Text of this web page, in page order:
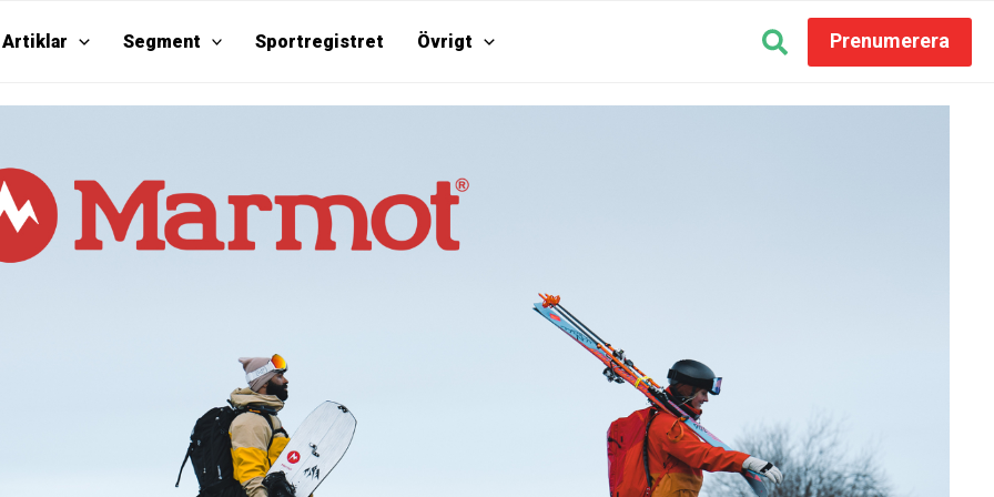
Artiklar Segment Sportregistret Övrigt Prenumerera